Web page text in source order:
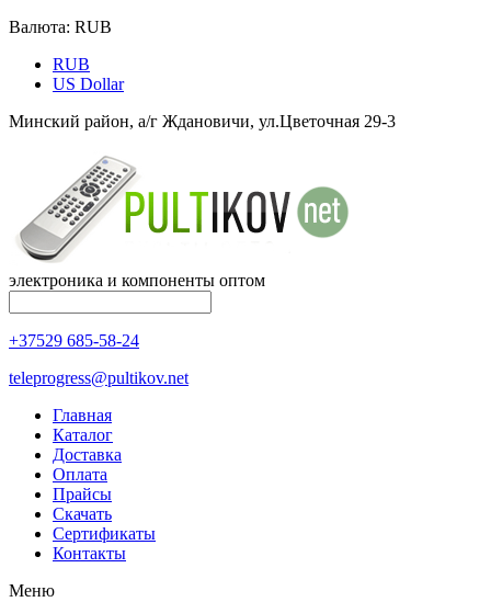
Валюта: RUB
RUB
US Dollar
Минский район, а/г Ждановичи, ул.Цветочная 29-3
электроника и компоненты оптом
+37529 685-58-24
teleprogress@pultikov.net
Главная
Каталог
Доставка
Оплата
Прайсы
Cкачать
Сертификаты
Контакты
Меню